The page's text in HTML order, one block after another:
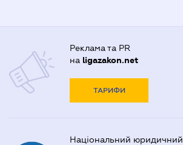
Реклама та PR
на ligazakon.net
ТАРИФИ
Національний юридичний